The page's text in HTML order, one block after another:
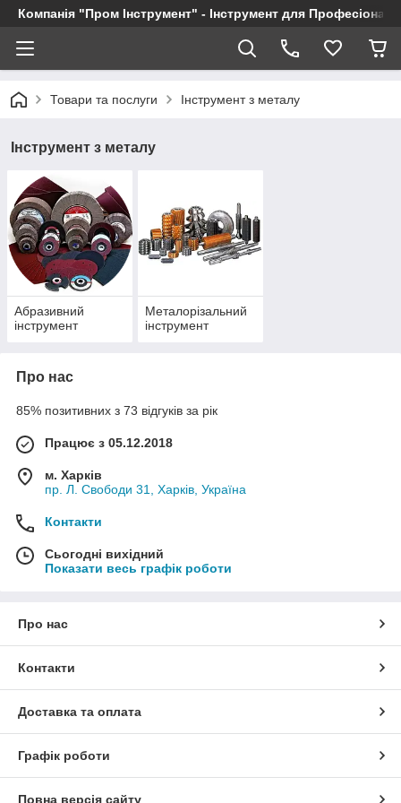
Компанія "Пром Інструмент" - Інструмент для
Товари та послуги Інструмент з металу
Інструмент з металу
Абразивний
інструмент
Металорізальний
інструмент
Про нас
85% позитивних з 73 відгуків за рік
Працює з 05.12.2018
м. Харків
пр. Л. Свободи 31, Харків, Україна
Контакти
Сьогодні вихідний
Показати весь графік роботи
Про нас
Контакти
Доставка та оплата
Графік роботи
Повна версія сайту